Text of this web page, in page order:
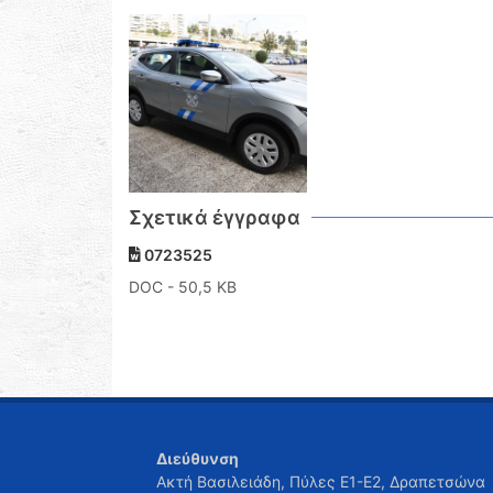
Σχετικά έγγραφα
0723525
DOC - 50,5 KB
Διεύθυνση
Ακτή Βασιλειάδη, Πύλες Ε1-Ε2, Δραπετσώνα